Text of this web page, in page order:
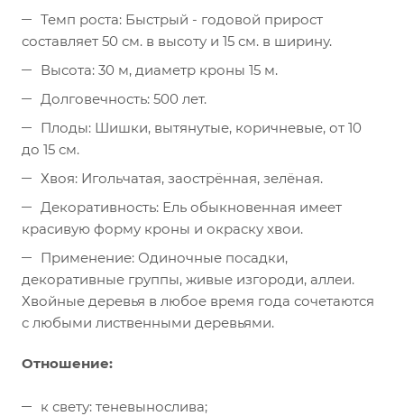
Темп роста: Быстрый - годовой прирост
составляет 50 см. в высоту и 15 см. в ширину.
Высота: 30 м, диаметр кроны 15 м.
Долговечность: 500 лет.
Плоды: Шишки, вытянутые, коричневые, от 10
до 15 см.
Хвоя: Игольчатая, заострённая, зелёная.
Декоративность: Ель обыкновенная имеет
красивую форму кроны и окраску хвои.
Применение: Одиночные посадки,
декоративные группы, живые изгороди, аллеи.
Хвойные деревья в любое время года сочетаются
с любыми лиственными деревьями.
Отношение:
к свету: теневынослива;